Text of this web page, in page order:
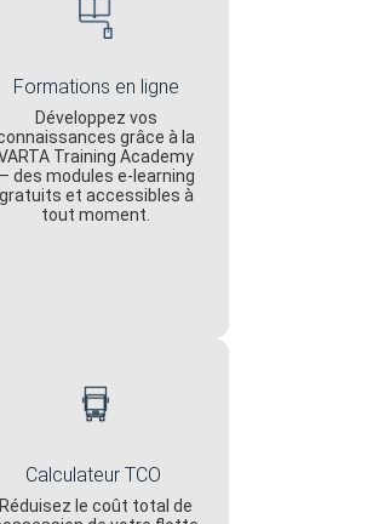
Formations en ligne
Développez vos
grâce à la
Training Academy
des modules e-learning
gratuits et accessibles à
tout moment.
Calculateur TCO
Réduisez le coût total de